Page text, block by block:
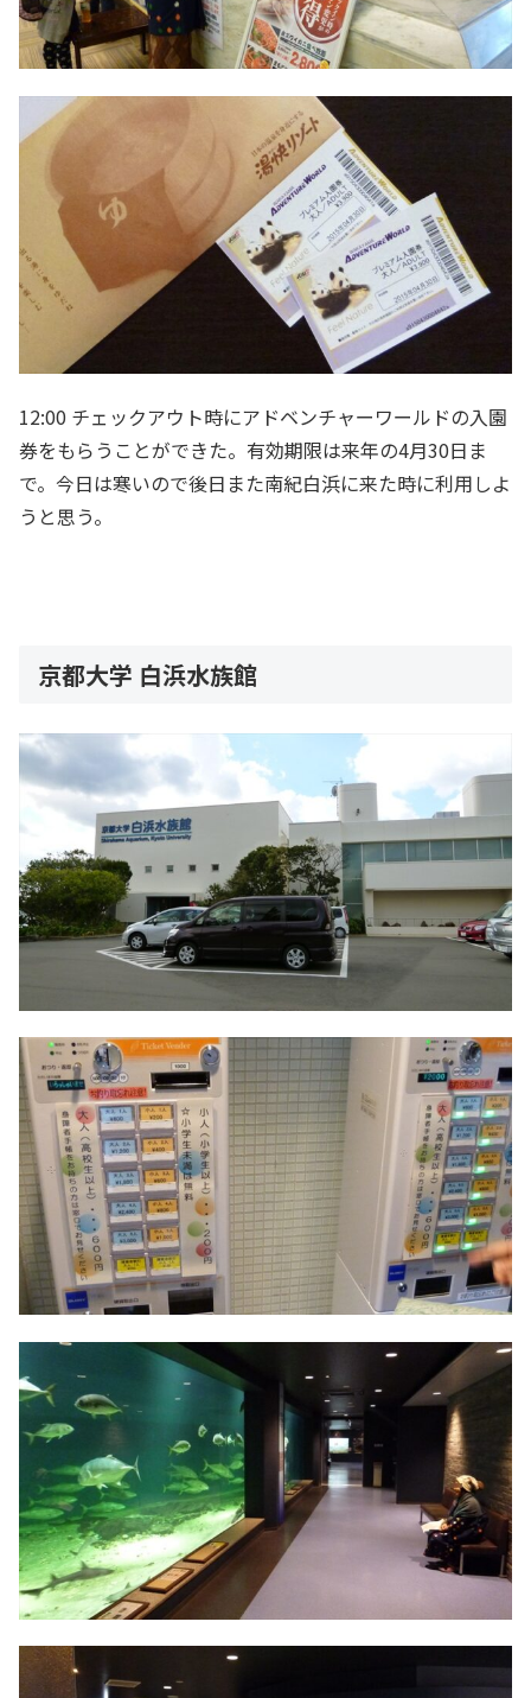
12:00 チェックアウト時にアドベンチャーワールドの入園
券をもらうことができた。有効期限は来年の4月30日ま
で。今日は寒いので後日また南紀白浜に来た時に利用しよ
うと思う。
京都大学 白浜水族館